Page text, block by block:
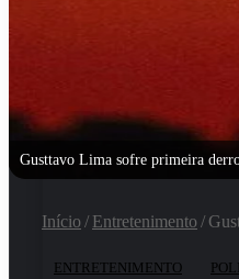
Gusttavo Lima sofre primeira
Início / Entretenimento /
ENTRETENIMENTO